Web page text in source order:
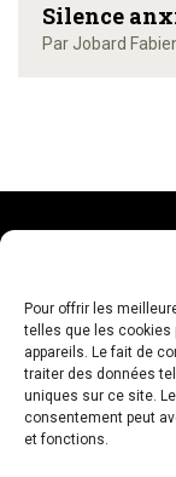
Pour offrir les
telles que les cookies
appareils. Le fait de
traiter des données
uniques sur ce site.
consentement peut
et fonctions.
Silence
Par Jobard